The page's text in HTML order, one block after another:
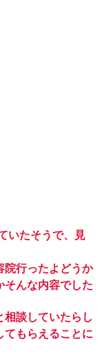
いたそうで、見
院行ったよどうか
そんな内容でした
相談していたらし
てもらえることに